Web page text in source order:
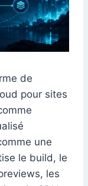
de
pour sites
une
le build, le
les